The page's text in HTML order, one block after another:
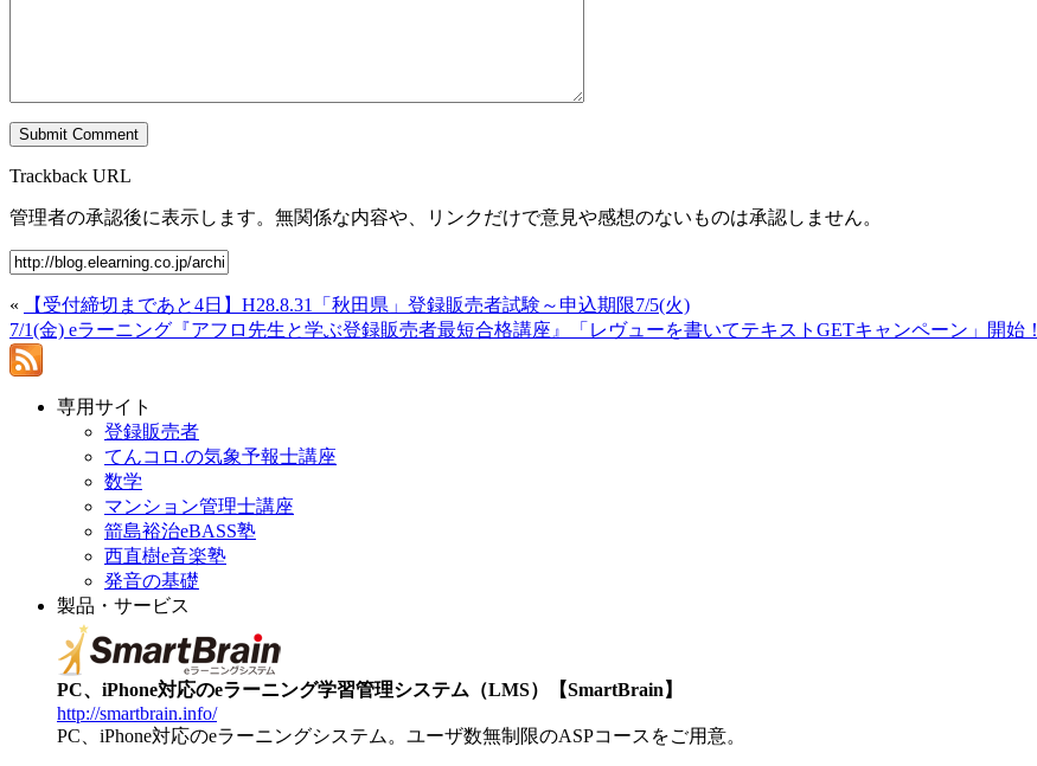
Trackback URL
管理者の承認後に表示します。無関係な内容や、リンクだけで意見や感想のないものは承認しません。
«
【受付締切まであと4日】H28.8.31「秋田県」登録販売者試験～申込期限7/5(火)
7/1(金) eラーニング『アフロ先生と学ぶ登録販売者最短合格講座』「レヴューを書いてテキストGETキャンペーン」開始！
専用サイト
登録販売者
てんコロ.の気象予報士講座
数学
マンション管理士講座
箭島裕治eBASS塾
西直樹e音楽塾
発音の基礎
製品・サービス
PC、iPhone対応のeラーニング学習管理システム（LMS）【SmartBrain】
http://smartbrain.info/
PC、iPhone対応のeラーニングシステム。ユーザ数無制限のASPコースをご用意。